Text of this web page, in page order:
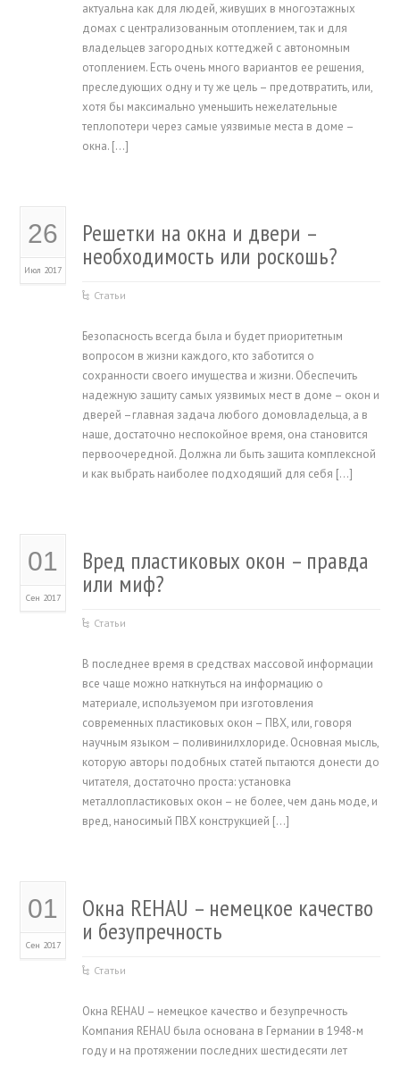
актуальна как для людей, живущих в многоэтажных
домах с централизованным отоплением, так и для
владельцев загородных коттеджей с автономным
отоплением. Есть очень много вариантов ее решения,
преследующих одну и ту же цель – предотвратить, или,
хотя бы максимально уменьшить нежелательные
теплопотери через самые уязвимые места в доме –
окна. […]
26
Июл 2017
Решетки на окна и двери –
необходимость или роскошь?
Статьи
Безопасность всегда была и будет приоритетным
вопросом в жизни каждого, кто заботится о
сохранности своего имущества и жизни. Обеспечить
надежную защиту самых уязвимых мест в доме – окон и
дверей –главная задача любого домовладельца, а в
наше, достаточно неспокойное время, она становится
первоочередной. Должна ли быть защита комплексной
и как выбрать наиболее подходящий для себя […]
01
Сен 2017
Вред пластиковых окон – правда
или миф?
Статьи
В последнее время в средствах массовой информации
все чаще можно наткнуться на информацию о
материале, используемом при изготовления
современных пластиковых окон – ПВХ, или, говоря
научным языком – поливинилхлориде. Основная мысль,
которую авторы подобных статей пытаются донести до
читателя, достаточно проста: установка
металлопластиковых окон – не более, чем дань моде, и
вред, наносимый ПВХ конструкцией […]
01
Сен 2017
Окна REHAU – немецкое качество
и безупречность
Статьи
Окна REHAU – немецкое качество и безупречность
Компания REHAU была основана в Германии в 1948-м
году и на протяжении последних шестидесяти лет